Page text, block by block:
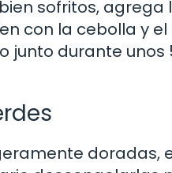
sofritos,
con la cebolla y
junto durante unos
doradas,